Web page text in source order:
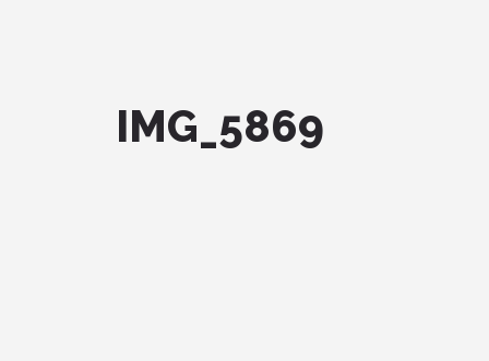
IMG_5869